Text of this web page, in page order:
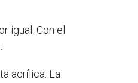
igual. Con el
acrílica. La